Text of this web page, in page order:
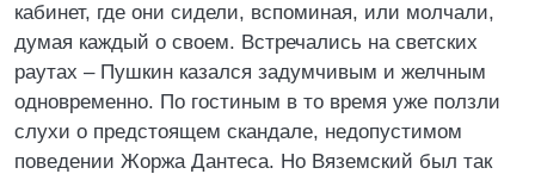
кабинет, где они сидели, вспоминая, или молчали,
думая каждый о своем. Встречались на светских
раутах – Пушкин казался задумчивым и желчным
одновременно. По гостиным в то время уже ползли
слухи о предстоящем скандале, недопустимом
поведении Жоржа Дантеса. Но Вяземский был так